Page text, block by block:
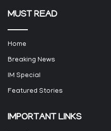
MUST READ
Home
Breaking News
IM Special
Featured Stories
IMPORTANT LINKS